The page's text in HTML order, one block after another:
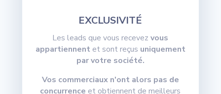
EXCLUSIVITÉ
Les leads que vous recevezvous
appartiennent et sont reçus uniquement
par votre société.
Vos commerciaux n'ont alors pas de
concurrence et obtiennent de meilleurs